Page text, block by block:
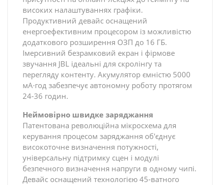
високих налаштуваннях графіки.
Продуктивний девайс оснащений
енергоефективним процесором із можливістю
додаткового розширення ОЗП до 16 ГБ.
Імерсивний безрамковий екран і фірмове
звучання JBL ідеальні для скролінгу та
перегляду контенту. Акумулятор ємністю 5000
мА·год забезпечує автономну роботу протягом
24-36 годин.
Неймовірно швидке заряджання
Патентована революційна мікросхема для
керування процесом заряджання об'єднує
високоточне визначення потужності,
універсальну підтримку сцен і модулі
безпечного визначення напруги в одному чипі.
Девайс оснащений технологією 45-ватного